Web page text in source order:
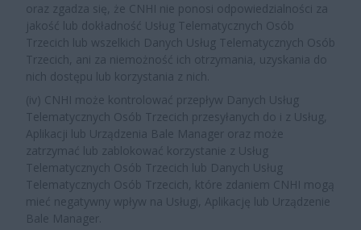
oraz zgadza się, że CNHI nie ponosi odpowiedzialności za
jakość lub dokładność Usług Telematycznych Osób
Trzecich lub wszelkich Danych Usług Telematycznych Osób
Trzecich, ani za niemożność ich otrzymania, uzyskania do
nich dostępu lub korzystania z nich.
(iv) CNHI może kontrolować przepływ Danych Usług
Telematycznych Osób Trzecich przesyłanych do i z Usług,
Aplikacji lub Urządzenia Bale Manager oraz może
zatrzymać lub zablokować korzystanie z Usług
Telematycznych Osób Trzecich lub Danych Usług
Telematycznych Osób Trzecich, które zdaniem CNHI mogą
mieć negatywny wpływ na Usługi, Aplikację lub Urządzenie
Bale Manager.